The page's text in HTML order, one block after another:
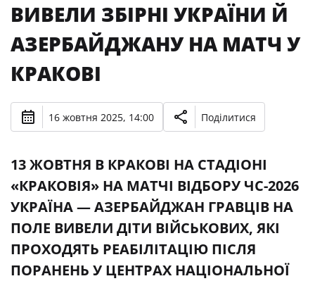
ВИВЕЛИ ЗБІРНІ УКРАЇНИ Й
АЗЕРБАЙДЖАНУ НА МАТЧ У
КРАКОВІ
16 жовтня 2025, 14:00 Поділитися
13 ЖОВТНЯ В КРАКОВІ НА СТАДІОНІ
«КРАКОВІЯ» НА МАТЧІ ВІДБОРУ ЧС-2026
УКРАЇНА — АЗЕРБАЙДЖАН ГРАВЦІВ НА
ПОЛЕ ВИВЕЛИ ДІТИ ВІЙСЬКОВИХ, ЯКІ
ПРОХОДЯТЬ РЕАБІЛІТАЦІЮ ПІСЛЯ
ПОРАНЕНЬ У ЦЕНТРАХ НАЦІОНАЛЬНОЇ